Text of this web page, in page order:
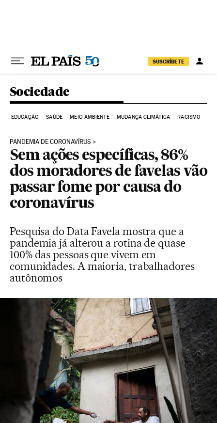
SUSCRÍBETE
Sociedade
EDUCAÇÃO SAÚDE MEIO AMBIENTE MUDANÇA CLIMÁTICA RACISMO
PANDEMIA DE CORONAVÍRUS
Sem ações específicas, 86%
dos moradores de favelas vão
passar fome por causa do
coronavírus
Pesquisa do Data Favela mostra que a
pandemia já alterou a rotina de quase
100% das pessoas que vivem em
comunidades. A maioria, trabalhadores
autônomos